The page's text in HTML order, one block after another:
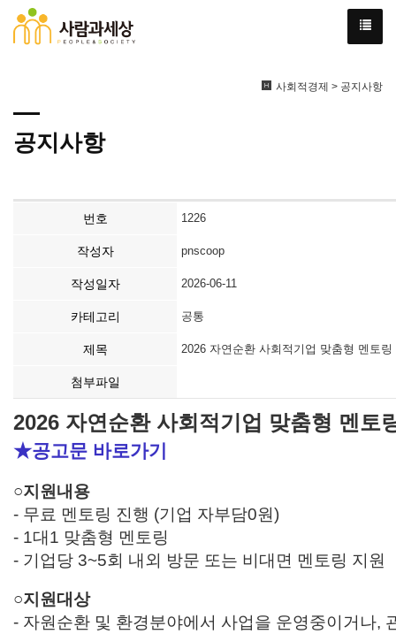
사회적경제 > 공지사항
공지사항
번호 1226
작성자 pnscoop
작성일자 2026-06-11
카테고리 공통
제목 2026 자연순환 사회적기업 맞춤형 멘토링
첨부파일
2026 자연순환 사회적기업 맞춤형 멘토
★공고문 바로가기
○지원내용
- 무료 멘토링 진행 (기업 자부담0원)
- 1대1 맞춤형 멘토링
- 기업당 3~5회 내외 방문 또는 비대면 멘토링 지원
○지원대상
- 자원순환 및 환경분야에서 사업을 운영중이거나,